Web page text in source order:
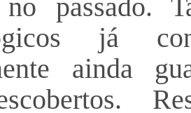
no passado.
já
ainda